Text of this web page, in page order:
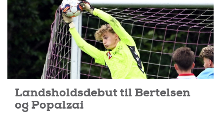
Landsholdsdebut til Bertelsen
og Popalzai